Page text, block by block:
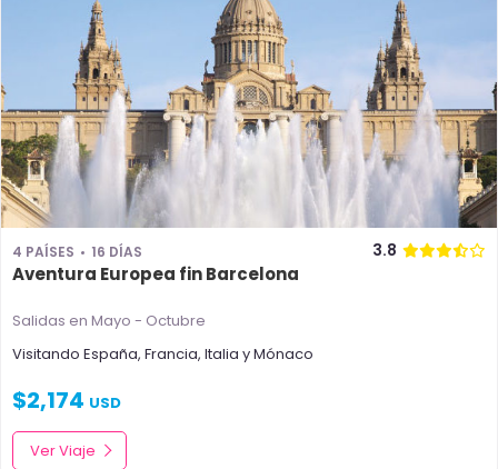
4 PAÍSES 16 DÍAS 3.8
Aventura Europea fin Barcelona
Salidas en Mayo - Octubre
Visitando España, Francia, Italia yMónaco
$2,174 USD
Ver Viaje